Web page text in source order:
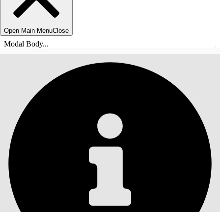
Open Main MenuClose
Modal Body...
СОДЕРЖАНИЕ